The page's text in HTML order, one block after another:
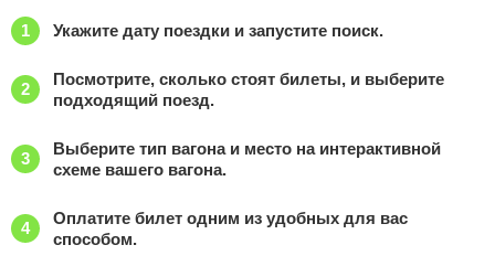
Укажите дату поездки и запустите поиск.
Посмотрите, сколько стоят билеты, и выберите
подходящий поезд.
Выберите тип вагона и место на интерактивной
схеме вашего вагона.
Оплатите билет одним из удобных для вас
способом.